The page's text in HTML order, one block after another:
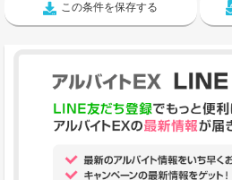
この条件を保存する